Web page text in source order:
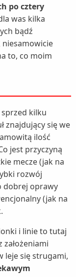
po cztery
was kilka
bądź
niesamowicie
to, co moim
kilku
znajdujący się we
ilość
jest przyczyną
mecze (jak na
rozwój
dobrej oprawy
(jak na
i linie to tutaj
leje się strugami,